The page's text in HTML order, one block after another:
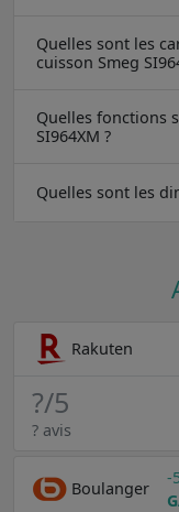
Quelles sont les
cuisson Smeg
Quelles fonctions
SI964XM ?
Quelles sont les
Rakuten
?/5
? avis
Boulanger
-